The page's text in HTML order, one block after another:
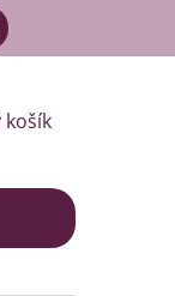
košík